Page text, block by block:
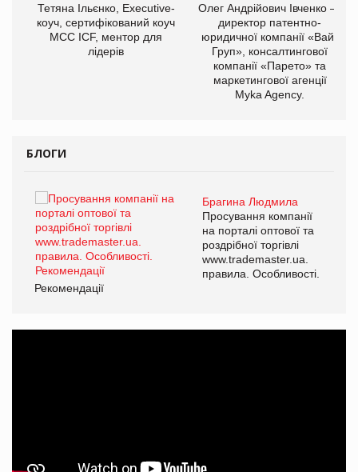
Тетяна Ільєнко, Executive-
коуч, сертифікований коуч
МСС ICF, ментор для
лідерів
Олег Андрійович Івченко —
директор патентно-
юридичної компанії «Вайз
Груп», консалтингової
компанії «Парето» та
маркетингової агенції
Myka Agency.
БЛОГИ
Брагина Людмила
Просування компанії
на порталі оптової та
роздрібної торгівлі
www.trademaster.ua.
правила. Особливості.
Рекомендації